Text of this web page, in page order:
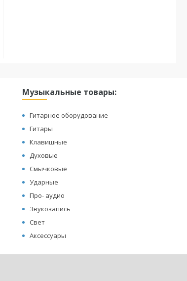
Музыкальные товары:
Гитарное оборудование
Гитары
Клавишные
Духовые
Смычковые
Ударные
Про- аудио
Звукозапись
Свет
Аксессуары